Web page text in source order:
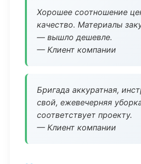
Хорошее соотношение
качество. Материалы
— вышло дешевле.
— Клиент компании
Бригада аккуратная,
свой, ежевечерняя
соответствует проекту.
— Клиент компании